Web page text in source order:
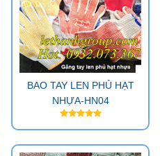
BAO TAY LEN PHỦ HẠT
NHỰA-HN04